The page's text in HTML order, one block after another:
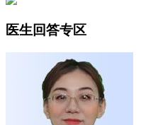
医生回答专区